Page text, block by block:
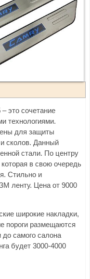
это сочетание
технологиями.
для защиты
и сколов. Данный
стали. По центру
в свою очередь
Стильно и
ленту. Цена от 9000
широкие накладки,
пороги размещаются
до самого салона
будет 3000-4000